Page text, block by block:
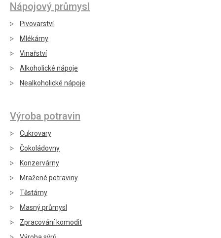
Nápojový průmysl
Pivovarství
Mlékárny
Vinařství
Alkoholické nápoje
Nealkoholické nápoje
Výroba potravin
Cukrovary
Čokoládovny
Konzervárny
Mražené potraviny
Těstárny
Masný průmysl
Zpracování komodit